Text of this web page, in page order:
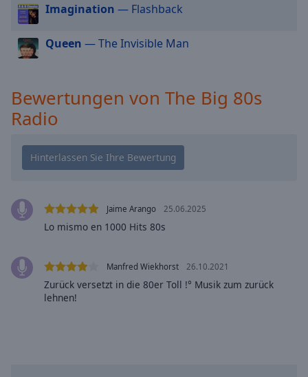
dialog
window.
Escape
and
close
the
window.
Text
Background
Imagination — Flashback
Queen — The Invisible Man
Bewertungen von The Big 80s
Radio
Jaime Arango 25.06.2025
Lo mismo en 1000 Hits 80s
Manfred Wiekhorst 26.10.2021
Zurück versetzt in die 80er Toll !° Musik zum zurück
lehnen!